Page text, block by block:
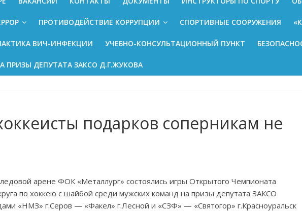
ПРОТИВОДЕЙСТВИЕ КОРРУПЦИИ СПОРТИВНЫЕ СООРУЖЕНИЯ
ВИЧ-ИНФЕКЦИИ УЧЕБНО-КОНСУЛЬТАЦИОННЫЙ ПУНКТ
ПРИЗЫ ДЕПУТАТА ЗАКСО Д.Г.ЖУКОВА
подарков соперникам не
арене ФОК «Металлург» состоялись игры Открытого Чемпионата
по хоккею с шайбой среди мужских команд на призы депутата ЗАКСО
«НМЗ» г.Серов — «Факел» г.Лесной и «СЗФ» — «Святогор» г.Красноуральск